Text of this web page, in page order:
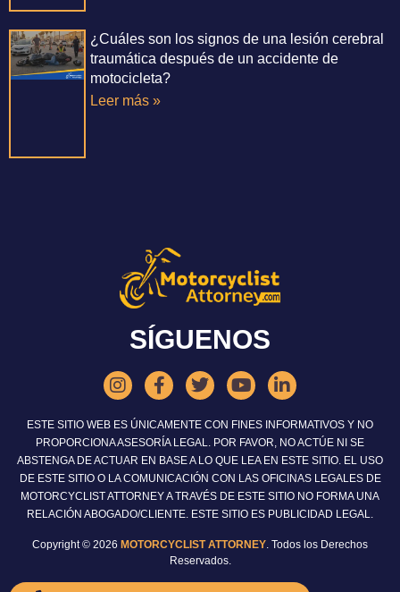
¿Cuáles son los signos de una lesión cerebral
traumática después de un accidente de
motocicleta?
Leer más »
SÍGUENOS
ESTE SITIO WEB ES ÚNICAMENTE CON FINES INFORMATIVOS Y NO
PROPORCIONA ASESORÍA LEGAL. POR FAVOR, NO ACTÚE NI SE
ABSTENGA DE ACTUAR EN BASE A LO QUE LEA EN ESTE SITIO. EL USO
DE ESTE SITIO O LA COMUNICACIÓN CON LAS OFICINAS LEGALES DE
MOTORCYCLIST ATTORNEY A TRAVÉS DE ESTE SITIO NO FORMA UNA
RELACIÓN ABOGADO/CLIENTE. ESTE SITIO ES PUBLICIDAD LEGAL.
Copyright © 2026 MOTORCYCLIST ATTORNEY . Todos los Derechos
Reservados.